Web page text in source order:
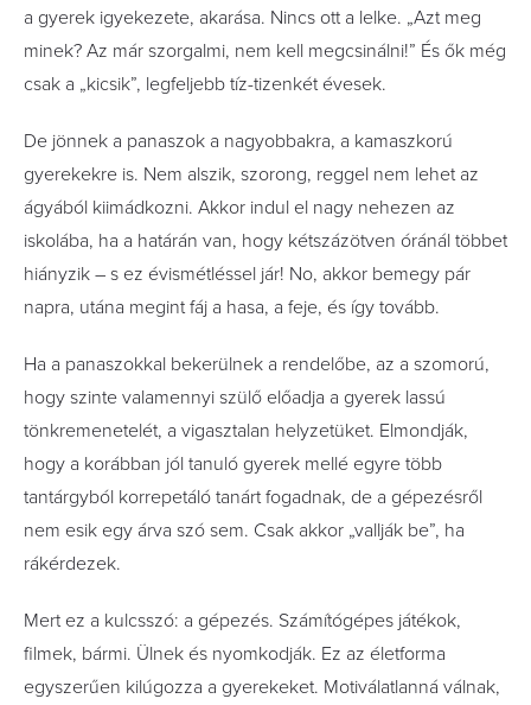
a gyerek igyekezete, akarása. Nincs ott a lelke. „Azt meg
minek? Az már szorgalmi, nem kell megcsinálni!” És ők még
csak a „kicsik”, legfeljebb tíz-tizenkét évesek.
De jönnek a panaszok a nagyobbakra, a kamaszkorú
gyerekekre is. Nem alszik, szorong, reggel nem lehet az
ágyából kiimádkozni. Akkor indul el nagy nehezen az
iskolába, ha a határán van, hogy kétszázötven óránál többet
hiányzik – s ez évismétléssel jár! No, akkor bemegy pár
napra, utána megint fáj a hasa, a feje, és így tovább.
Ha a panaszokkal bekerülnek a rendelőbe, az a szomorú,
hogy szinte valamennyi szülő előadja a gyerek lassú
tönkremenetelét, a vigasztalan helyzetüket. Elmondják,
hogy a korábban jól tanuló gyerek mellé egyre több
tantárgyból korrepetáló tanárt fogadnak, de a gépezésről
nem esik egy árva szó sem. Csak akkor „vallják be”, ha
rákérdezek.
Mert ez a kulcsszó: a gépezés. Számítógépes játékok,
filmek, bármi. Ülnek és nyomkodják. Ez az életforma
egyszerűen kilúgozza a gyerekeket. Motiválatlanná válnak,